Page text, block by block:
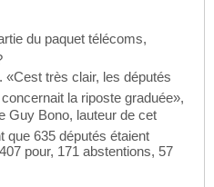
du paquet télécoms,
très clair, les députés
la riposte graduée»,
Guy Bono, lauteur de cet
que 635 députés étaient
pour, 171 abstentions, 57